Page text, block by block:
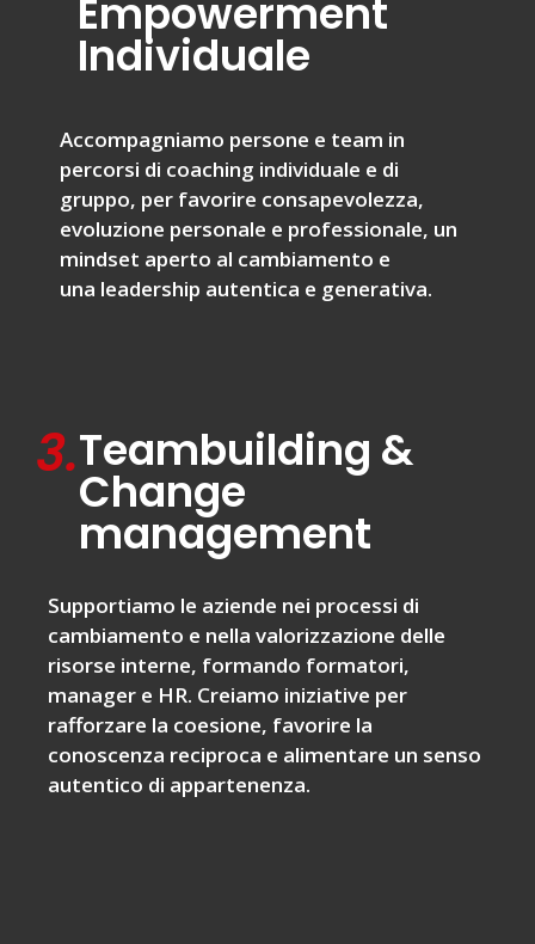
Empowerment
Individuale
Accompagniamo persone e team in
percorsi di coaching individuale e di
gruppo, per favorire consapevolezza,
evoluzione personale e professionale, un
mindset aperto al cambiamento e
una leadership autentica e generativa.
3.Teambuilding &
Change
management
Supportiamo le aziende nei processi di
cambiamento e nella valorizzazione delle
risorse interne, formando formatori,
manager e HR. Creiamo iniziative per
rafforzare la coesione, favorire la
conoscenza reciproca e alimentare un senso
autentico di appartenenza.